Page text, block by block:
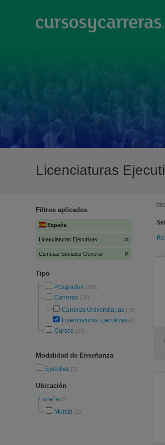
Licenciaturas
Filtros aplicados
España
Licenciaturas Ejecutivas
Ciencias Sociales General
Tipo
Posgrados (206)
Carreras (78)
Carreras Universitarias (76)
Licenciaturas Ejecutivas (2)
Cursos (23)
Modalidad de Enseñanza
Ejecutiva (2)
Ubicación
España (2)
Murcia (2)